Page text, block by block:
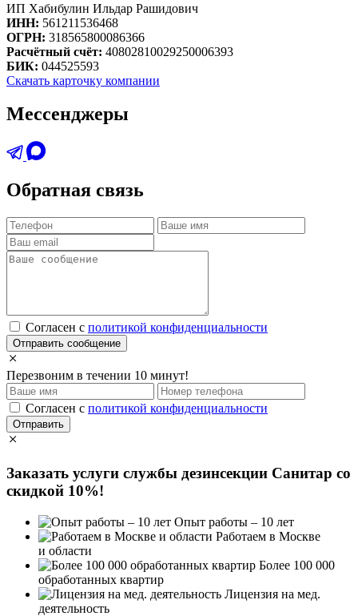
ИП Хабибулин Ильдар Рашидович
ИНН: 561211536468
ОГРН: 318565800086366
Расчётный счёт: 40802810029250006393
БИК: 044525593
Скачать карточку компании
Мессенджеры
Обратная связь
Cогласен с политикой конфиденциальности
Отправить сообщение
Перезвоним в течении 10 минут!
Cогласен с политикой конфиденциальности
Отправить
Заказать услуги службы дезинсекции Санитар со
скидкой 10%!
Опыт работы – 10 лет
Работаем в Москве
и области
Более 100 000
обработанных квартир
Лицензия на мед.
деятельность